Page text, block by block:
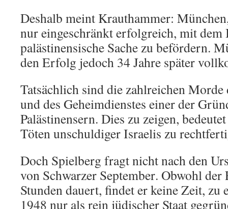
Deshalb meint Krauthammer:
nur eingeschränkt erfolgreich, mit
palästinensische Sache zu befördern.
den Erfolg jedoch 34 Jahre später
Tatsächlich sind die zahlreichen
und des Geheimdienstes einer der
Palästinensern. Dies zu zeigen,
Töten unschuldiger Israelis zu
Doch Spielberg fragt nicht nach den
von Schwarzer September. Obwohl
Stunden dauert, findet er keine Zeit, zu
1948 nur als rein jüdischer Staat